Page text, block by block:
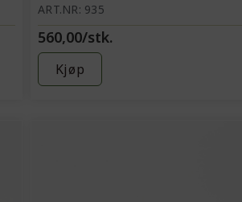
aminosyrer
ART.NR: 935
560,00/stk.
Kjøp